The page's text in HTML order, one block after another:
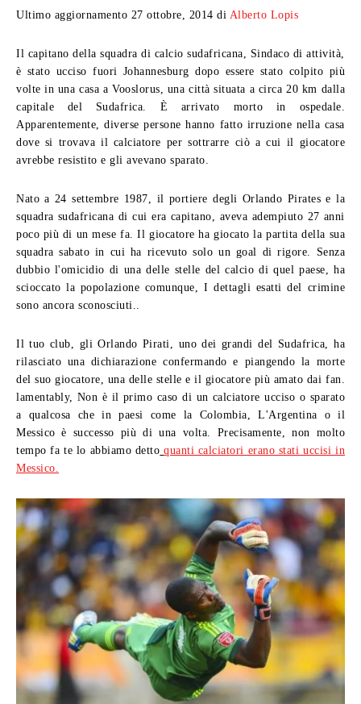
Ultimo aggiornamento 27 ottobre, 2014 di Alberto Lopis
Il capitano della squadra di calcio sudafricana, Sindaco di attività,
è stato ucciso fuori Johannesburg dopo essere stato colpito più
volte in una casa a Vooslorus, una città situata a circa 20 km dalla
capitale del Sudafrica. È arrivato morto in ospedale.
Apparentemente, diverse persone hanno fatto irruzione nella casa
dove si trovava il calciatore per sottrarre ciò a cui il giocatore
avrebbe resistito e gli avevano sparato.
Nato a 24 settembre 1987, il portiere degli Orlando Pirates e la
squadra sudafricana di cui era capitano, aveva adempiuto 27 anni
poco più di un mese fa. Il giocatore ha giocato la partita della sua
squadra sabato in cui ha ricevuto solo un goal di rigore. Senza
dubbio l'omicidio di una delle stelle del calcio di quel paese, ha
scioccato la popolazione comunque, I dettagli esatti del crimine
sono ancora sconosciuti..
Il tuo club, gli Orlando Pirati, uno dei grandi del Sudafrica, ha
rilasciato una dichiarazione confermando e piangendo la morte
del suo giocatore, una delle stelle e il giocatore più amato dai fan.
lamentably, Non è il primo caso di un calciatore ucciso o sparato
a qualcosa che in paesi come la Colombia, L'Argentina o il
Messico è successo più di una volta. Precisamente, non molto
tempo fa te lo abbiamo detto quanti calciatori erano stati uccisi in
Messico.